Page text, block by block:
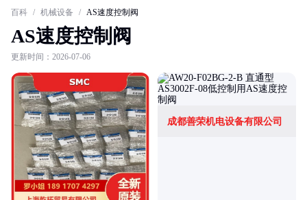
百科 / 机械设备 / AS速度控制阀
AS速度控制阀
更新时间：2026-07-06
成都善荣机电设备有限公司